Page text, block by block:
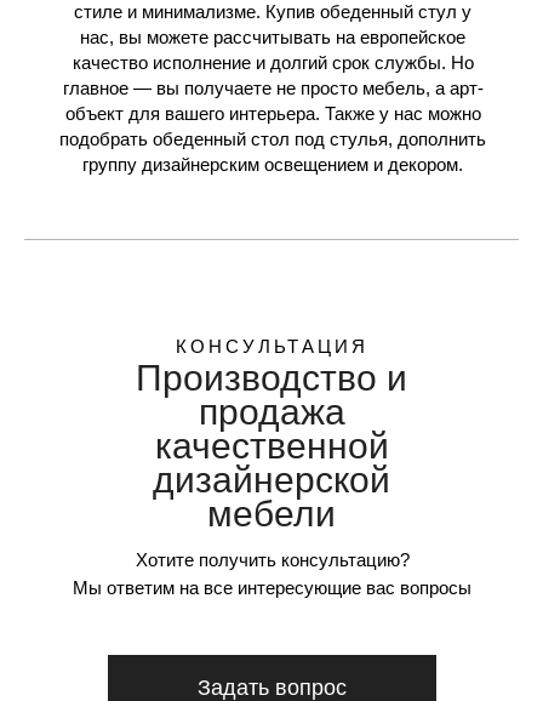
стиле и минимализме. Купив обеденный стул у
нас, вы можете рассчитывать на европейское
качество исполнение и долгий срок службы. Но
главное — вы получаете не просто мебель, а арт-
объект для вашего интерьера. Также у нас можно
подобрать обеденный стол под стулья, дополнить
группу дизайнерским освещением и декором.
Производство и
продажа
качественной
дизайнерской
мебели
Хотите получить консультацию?
Мы ответим на все интересующие вас вопросы
Задать вопрос
КОНСУЛЬТАЦИЯ